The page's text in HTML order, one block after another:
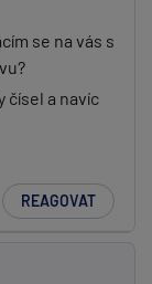
se na vás s
čísel a navíc
REAGOVAT